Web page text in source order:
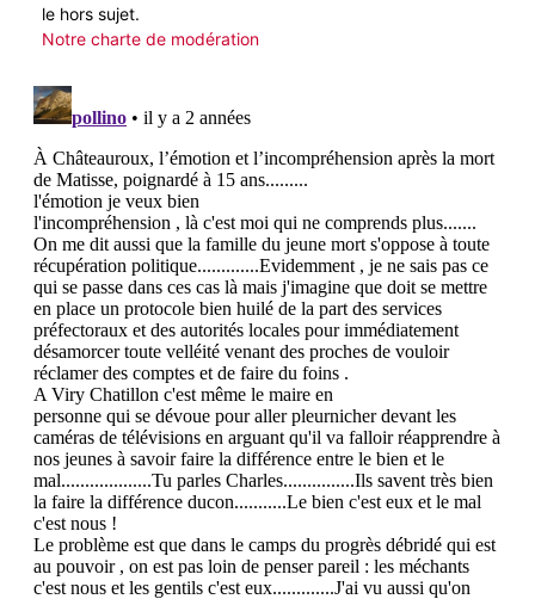
le hors sujet.
Notre charte de modération